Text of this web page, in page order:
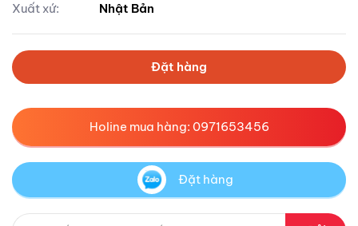
Xuất xứ: Nhật Bản
Đặt hàng
Holine mua hàng: 0971653456
Đặt hàng